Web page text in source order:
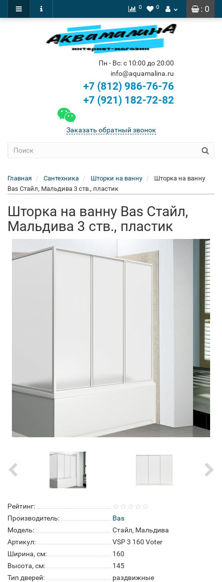
: 0
0 0
Пн - Вс: с 10:00 до 20:00
info@aquamalina.ru
+7 (812) 986-76-76
+7 (921) 182-72-82
Заказать обратный звонок
Главная Сантехника Шторки на ванну
Шторка на ванну
Bas Стайл, Мальдива 3 ств., пластик
Шторка на ванну Bas Стайл,
Мальдива 3 ств., пластик
Рейтинг:
Производитель:
Bas
Модель:
Стайл, Мальдива
Артикул:
VSP 3 160 Voter
Ширина, см:
160
Высота, см:
145
Тип дверей:
раздвижные